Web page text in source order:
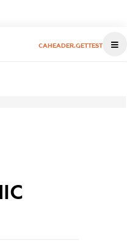
CAHEADER.GETTEST